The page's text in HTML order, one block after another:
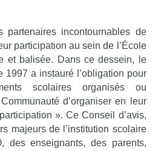
partenaires incontournables de
participation au sein de l’École
et balisée. Dans ce dessein, le
1997 a instauré l’obligation pour
scolaires organisés ou
d’organiser en leur
». Ce Conseil d’avis,
majeurs de l’institution scolaire
des enseignants, des parents,